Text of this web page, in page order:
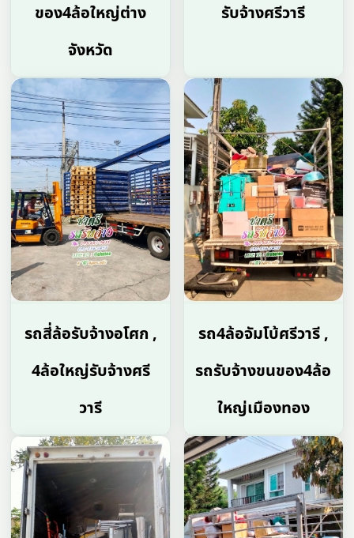
ของ4ล้อใหญ่ต่าง
จังหวัด
รับจ้างศรีวารี
รถสี่ล้อรับจ้างอโศก ,
4ล้อใหญ่รับจ้างศรี
วารี
รถ4ล้อจัมโบ้ศรีวารี ,
รถรับจ้างขนของ4ล้อ
ใหญ่เมืองทอง